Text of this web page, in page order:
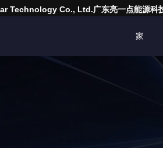
Technology Co., Ltd.广东亮一点能源科
家